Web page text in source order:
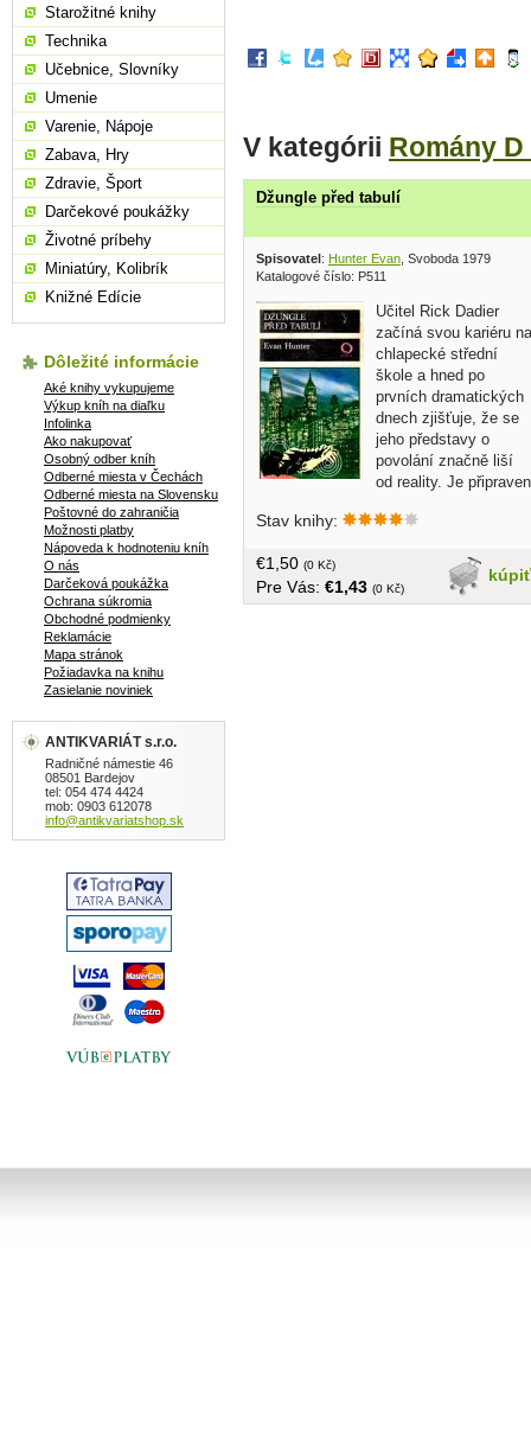
V kategórii Romány D
Džungle před tabulí
Spisovatel: Hunter Evan , Svoboda 1979
Katalogové číslo: P511
Učitel Rick Dadier
začíná svou kariéru na
chlapecké střední
škole a hned po
prvních dramatických
dnech zjišťuje, že se
jeho představy o
povolání značně liší
od reality. Je připraven
žákům, od kterých se nakonec
opravdějších lidských reakcí... v
češtine, obal, tvrdá väzba, 360 strán,
Stav knihy:
kúpiť
€1,50 (0 Kč)
Pre Vás: €1,43 (0 Kč)
Starožitné knihy
Technika
Učebnice, Slovníky
Umenie
Varenie, Nápoje
Zabava, Hry
Zdravie, Šport
Darčekové poukážky
Životné príbehy
Miniatúry, Kolibrík
Knižné Edície
Dôležité informácie
Aké knihy vykupujeme
Výkup kníh na diaľku
Infolinka
Ako nakupovať
Osobný odber kníh
Odberné miesta v Čechách
Odberné miesta na Slovensku
Poštovné do zahraničia
Možnosti platby
Nápoveda k hodnoteniu kníh
O nás
Darčeková poukážka
Ochrana súkromia
Obchodné podmienky
Reklamácie
Mapa stránok
Požiadavka na knihu
Zasielanie noviniek
ANTIKVARIÁT s.r.o.
Radničné námestie 46
08501 Bardejov
tel: 054 474 4424
mob: 0903 612078
info@antikvariatshop.sk